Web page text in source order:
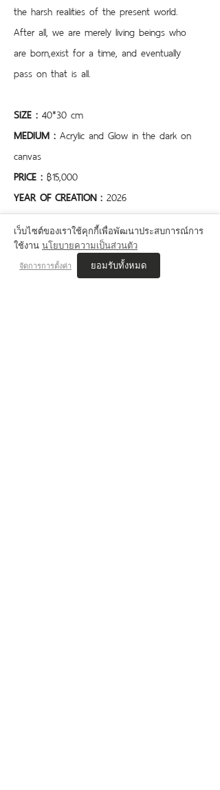
the harsh realities of the present world.
After all, we are merely living beings who
are born,exist for a time, and eventually
pass on that is all.
SIZE : 40*30 cm
MEDIUM : Acrylic and Glow in the dark on
canvas
PRICE : ฿15,000
YEAR OF CREATION : 2026
-------------------------
สนใจงานศิลปะ / สอบถามเพิ่มเติม ได้ที่
For more information about our artworks,
feel free to contact us via
เว็บไซต์ของเราใช้คุกกี้เพื่อพัฒนาประสบการณ์การ
ใช้งาน นโยบายความเป็นส่วนตัว
จัดการการตั้งค่า ยอมรับทั้งหมด